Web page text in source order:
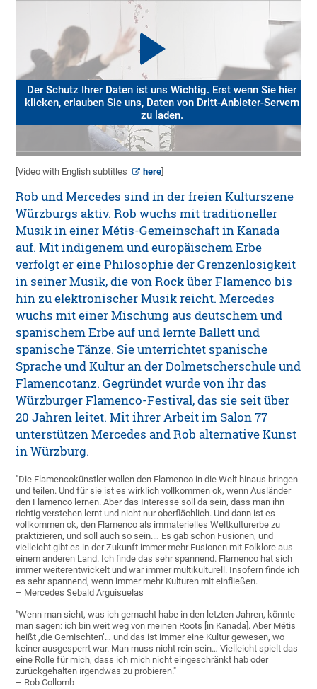
Der Schutz Ihrer Daten ist uns Wichtig. Erst wenn Sie hier
klicken, erlauben Sie uns, Daten von Dritt-Anbieter-Servern
zu laden.
[Video with English subtitles here
Rob und Mercedes sind in der freien Kulturszene
Würzburgs aktiv. Rob wuchs mit traditioneller
Musik in einer Métis-Gemeinschaft in Kanada
auf. Mit indigenem und europäischem Erbe
verfolgt er eine Philosophie der Grenzenlosigkeit
in seiner Musik, die von Rock über Flamenco bis
hin zu elektronischer Musik reicht. Mercedes
wuchs mit einer Mischung aus deutschem und
spanischem Erbe auf und lernte Ballett und
spanische Tänze. Sie unterrichtet spanische
Sprache und Kultur an der Dolmetscherschule und
Flamencotanz. Gegründet wurde von ihr das
Würzburger Flamenco-Festival, das sie seit über
20 Jahren leitet. Mit ihrer Arbeit im Salon 77
unterstützen Mercedes and Rob alternative Kunst
in Würzburg.
"Die Flamencokünstler wollen den Flamenco in die Welt hinaus bringen
und teilen. Und für sie ist es wirklich vollkommen ok, wenn Ausländer
den Flamenco lernen. Aber das Interesse soll da sein, dass man ihn
richtig verstehen lernt und nicht nur oberflächlich. Und dann ist es
vollkommen ok, den Flamenco als immaterielles Weltkulturerbe zu
praktizieren, und soll auch so sein.… Es gab schon Fusionen, und
vielleicht gibt es in der Zukunft immer mehr Fusionen mit Folklore aus
einem anderen Land. Ich finde das sehr spannend. Flamenco hat sich
immer weiterentwickelt und war immer multikulturell. Insofern finde ich
es sehr spannend, wenn immer mehr Kulturen mit einfließen.
– Mercedes Sebald Arguisuelas
"Wenn man sieht, was ich gemacht habe in den letzten Jahren, könnte
man sagen: ich bin weit weg von meinen Roots [in Kanada]. Aber Métis
heißt ‚die Gemischten’… und das ist immer eine Kultur gewesen, wo
keiner ausgesperrt war. Man muss nicht rein sein… Vielleicht spielt das
eine Rolle für mich, dass ich mich nicht eingeschränkt hab oder
zurückgehalten irgendwas zu probieren."
– Rob Collomb